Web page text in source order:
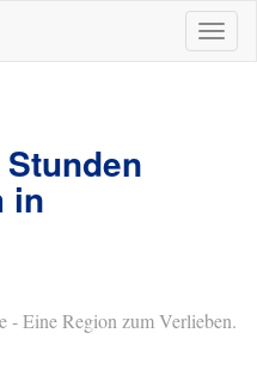
ein-/
in
- Eine Region zum Verlieben.